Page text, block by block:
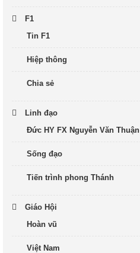
F1
Tin F1
Hiệp thông
Chia sẻ
Linh đạo
Đức HY FX Nguyễn Văn Thuận
Sống đạo
Tiến trình phong Thánh
Giáo Hội
Hoàn vũ
Việt Nam